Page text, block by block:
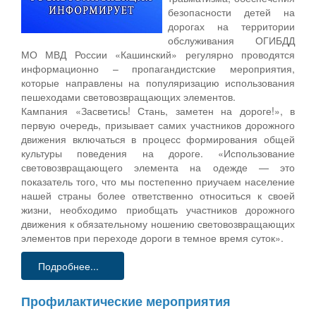
безопасности детей на
дорогах на территории
обслуживания ОГИБДД
МО МВД России «Кашинский» регулярно проводятся
информационно – пропагандистские мероприятия,
которые направлены на популяризацию использования
пешеходами световозвращающих элементов.
Кампания «Засветись! Стань, заметен на дороге!», в
первую очередь, призывает самих участников дорожного
движения включаться в процесс формирования общей
культуры поведения на дороге. «Использование
световозвращающего элемента на одежде — это
показатель того, что мы постепенно приучаем население
нашей страны более ответственно относиться к своей
жизни, необходимо приобщать участников дорожного
движения к обязательному ношению световозвращающих
элементов при переходе дороги в темное время суток».
Подробнее...
Профилактические мероприятия